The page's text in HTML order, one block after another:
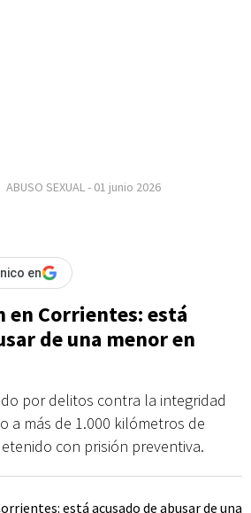
ABUSO SEXUAL- 01 junio 2026
en
en Corrientes: está
de una menor en
por delitos contra la integridad
a más de 1.000 kilómetros de
con prisión preventiva.